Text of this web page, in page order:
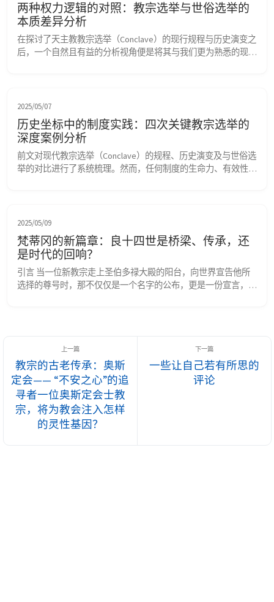
两种权力逻辑的对照：教宗选举与世俗选举的
本质差异分析
在探讨了天主教教宗选举（Conclave）的现行规程与历史演变之
后，一个自然且有益的分析视角便是将其与我们更为熟悉的现代
性地对照分析这些差异，有助于我们更清晰地把握教宗选举的独
特性，理解其背后的神学、历史与制度逻辑，并反观世俗...
2025/05/07
历史坐标中的制度实践：四次关键教宗选举的
深度案例分析
前文对现代教宗选举（Conclave）的规程、历史演变及与世俗选
举的对比进行了系统梳理。然而，任何制度的生命力、有效性及
结果的复杂因素、制度演进的驱动力以及教会权力交接所面临的
挑战。 本文将选取四个跨越不同历史时期的关键选举...
2025/05/09
梵蒂冈的新篇章：良十四世是桥梁、传承，还
是时代的回响？
引言 当一位新教宗走上圣伯多禄大殿的阳台，向世界宣告他所
选择的尊号时，那不仅仅是一个名字的公布，更是一份宣言，一
烟囱升起了久违的白烟。“Habemu...
教宗的古老传承：奥斯
定会—— “不安之心”的追
寻者一位奥斯定会士教
宗，将为教会注入怎样
的灵性基因？
一些让自己若有所思的
评论